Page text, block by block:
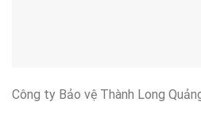
Công ty Bảo vệ Thành Long